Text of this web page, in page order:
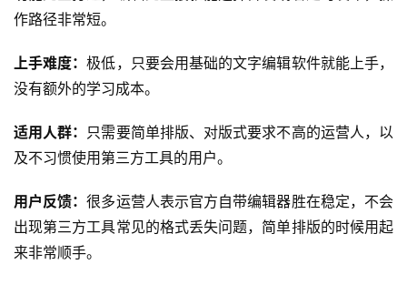
作路径非常短。
上手难度：极低，只要会用基础的文字编辑软件就能上手，
没有额外的学习成本。
适用人群： 只需要简单排版、对版式要求不高的运营人，以
及不习惯使用第三方工具的用户。
用户反馈：很多运营人表示官方自带编辑器胜在稳定，不会
出现第三方工具常见的格式丢失问题，简单排版的时候用起
来非常顺手。